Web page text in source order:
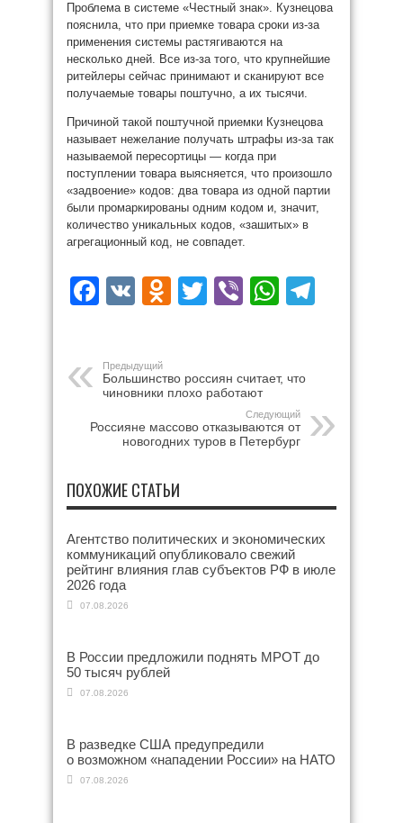
Проблема в системе «Честный знак». Кузнецова
пояснила, что при приемке товара сроки из-за
применения системы растягиваются на
несколько дней. Все из-за того, что крупнейшие
ритейлеры сейчас принимают и сканируют все
получаемые товары поштучно, а их тысячи.
Причиной такой поштучной приемки Кузнецова
называет нежелание получать штрафы из-за так
называемой пересортицы — когда при
поступлении товара выясняется, что произошло
«задвоение» кодов: два товара из одной партии
были промаркированы одним кодом и, значит,
количество уникальных кодов, «зашитых» в
агрегационный код, не совпадет.
Facebook
VK Odnoklassniki
Twitter
Viber
Предыдущий
Большинство россиян считает, что
чиновники плохо работают
Следующий
Россияне массово отказываются от
новогодних туров в Петербург
ПОХОЖИЕ СТАТЬИ
Агентство политических и экономических
коммуникаций опубликовало свежий
рейтинг влияния глав субъектов РФ в июле
2026 года
07.08.2026
В России предложили поднять МРОТ до
50 тысяч рублей
07.08.2026
В разведке США предупредили
о возможном «нападении России» на НАТО
07.08.2026